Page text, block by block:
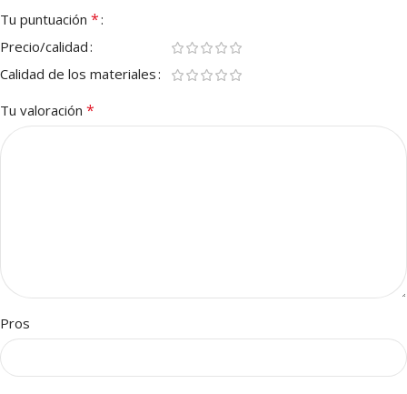
Tu puntuación *
Precio/calidad
Calidad de los materiales
Tu valoración *
Pros